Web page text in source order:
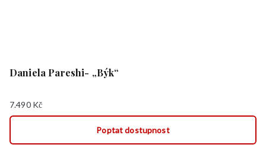
Daniela Pareshi- „Býk“
7.490 Kč
Poptat dostupnost